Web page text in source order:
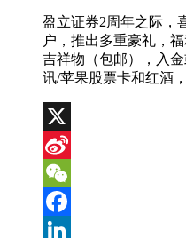
盈立证券2周年之际，
户，推出多重豪礼，
吉祥物（包邮），入
讯/苹果股票卡和红酒
X
Sina
Weibo
WeChat
Facebook